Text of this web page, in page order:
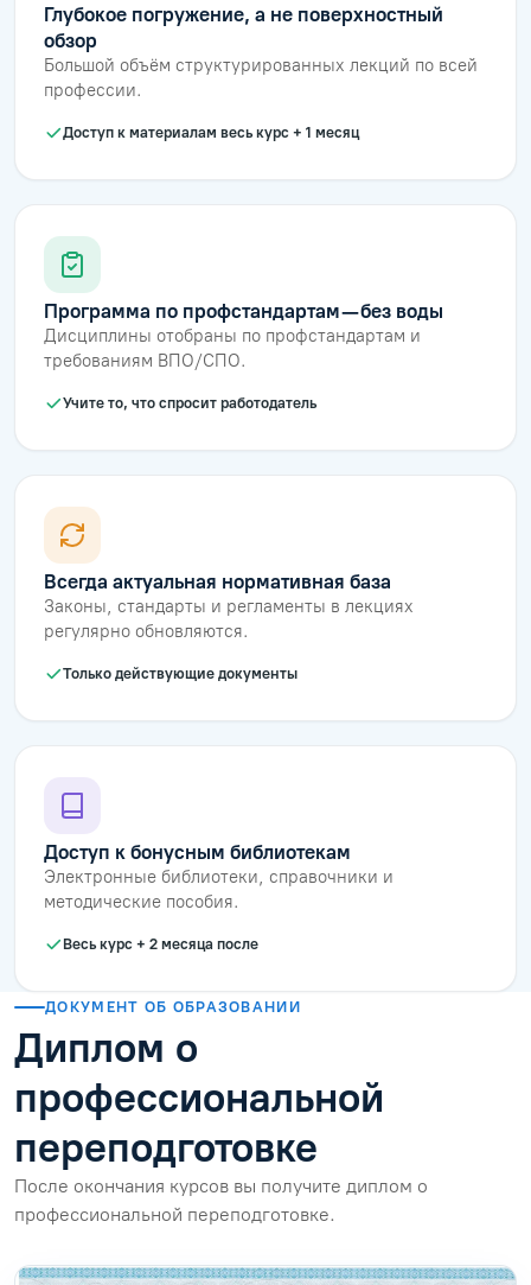
Глубокое погружение, а не поверхностный
обзор
Большой объём структурированных лекций по всей
профессии.
Доступ к материалам весь курс + 1 месяц
Программа по профстандартам — без воды
Дисциплины отобраны по профстандартам и
требованиям ВПО/СПО.
Учите то, что спросит работодатель
Всегда актуальная нормативная база
Законы, стандарты и регламенты в лекциях
регулярно обновляются.
Только действующие документы
Доступ к бонусным библиотекам
Электронные библиотеки, справочники и
методические пособия.
Весь курс + 2 месяца после
ДОКУМЕНТ ОБ ОБРАЗОВАНИИ
Диплом о
профессиональной
переподготовке
После окончания курсов вы получите диплом о
профессиональной переподготовке.